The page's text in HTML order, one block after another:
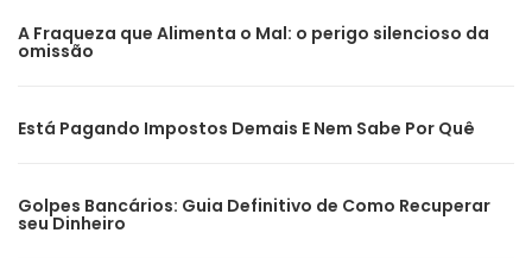
A Fraqueza que Alimenta o Mal: o perigo silencioso da
omissão
Está Pagando Impostos Demais E Nem Sabe Por Quê
Golpes Bancários: Guia Definitivo de Como Recuperar
seu Dinheiro